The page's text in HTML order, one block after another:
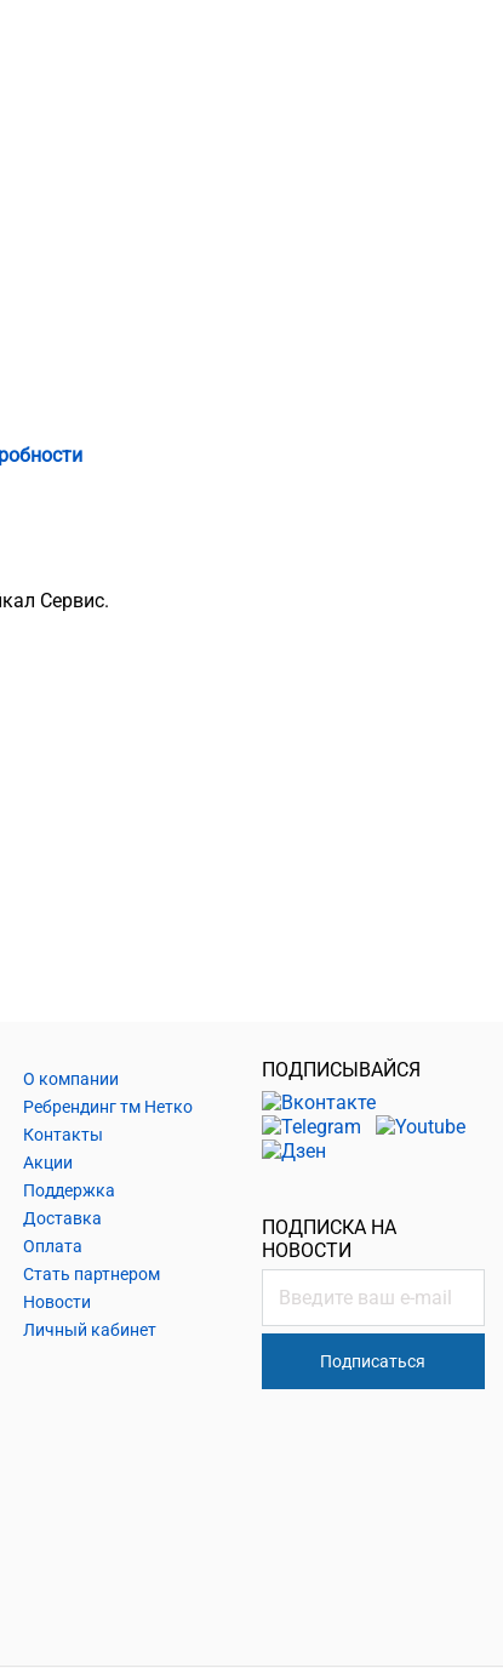
Сервис.
О компании
Ребрендинг тм Нетко
Контакты
Акции
Поддержка
Доставка
Оплата
Стать партнером
Новости
Личный кабинет
ПОДПИСЫВАЙСЯ
ПОДПИСКА НА
НОВОСТИ
Подписаться